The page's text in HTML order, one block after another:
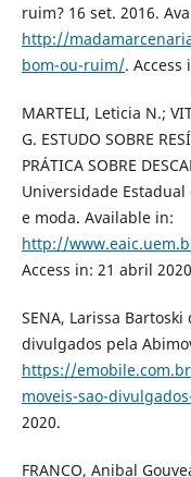
ruim? 16 set. 2016.
http://
bom-ou-ruim/. Access
MARTELI, Leticia N.;
G. ESTUDO SOBRE
PRÁTICA SOBRE
Universidade
e moda. Available in:
http://
Access in: 21 abril
SENA, Larissa
divulgados pela
https://
moveis-sao-
2020.
FRANCO, Anibal